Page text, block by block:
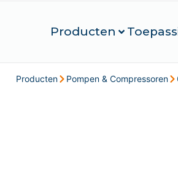
Producten
Producten Pompen & Compressoren